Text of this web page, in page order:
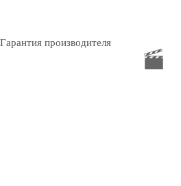
Гарантия производителя